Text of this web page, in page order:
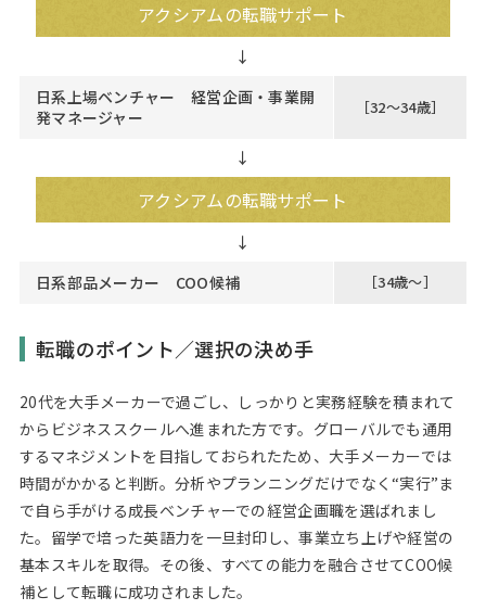
アクシアムの転職サポート
日系上場ベンチャー 経営企画・事業開
発マネージャー
［32～34歳］
↓
アクシアムの転職サポート
日系部品メーカー COO候補 ［34歳～］
転職のポイント／選択の決め手
20代を大手メーカーで過ごし、しっかりと実務経験を積まれて
からビジネススクールへ進まれた方です。グローバルでも通用
するマネジメントを目指しておられたため、大手メーカーでは
時間がかかると判断。分析やプランニングだけでなく“実行”ま
で自ら手がける成長ベンチャーでの経営企画職を選ばれまし
た。留学で培った英語力を一旦封印し、事業立ち上げや経営の
基本スキルを取得。その後、すべての能力を融合させてCOO候
補として転職に成功されました。